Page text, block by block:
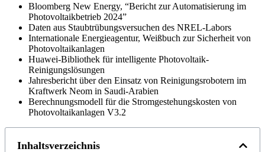
Bloomberg New Energy, “Bericht zur Automatisierung im
Photovoltaikbetrieb 2024”
Daten aus Staubtrübungsversuchen des NREL-Labors
Internationale Energieagentur, Weißbuch zur Sicherheit von
Photovoltaikanlagen
Huawei-Bibliothek für intelligente Photovoltaik-
Reinigungslösungen
Jahresbericht über den Einsatz von Reinigungsrobotern im
Kraftwerk Neom in Saudi-Arabien
Berechnungsmodell für die Stromgestehungskosten von
Photovoltaikanlagen V3.2
Inhaltsverzeichnis